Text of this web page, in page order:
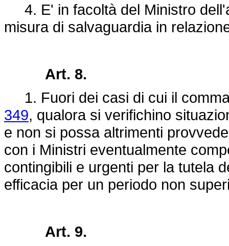
4. E' in facoltà del Ministro
misura di salvaguardia in
Art. 8.
1. Fuori dei casi di cui il
349, qualora si verifichino
e non si possa altrimenti
con i Ministri eventualmente
contingibili e urgenti per la tutela
efficacia per un periodo non
Art. 9.